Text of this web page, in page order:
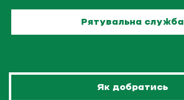
Рятувальна служба
Як добратись